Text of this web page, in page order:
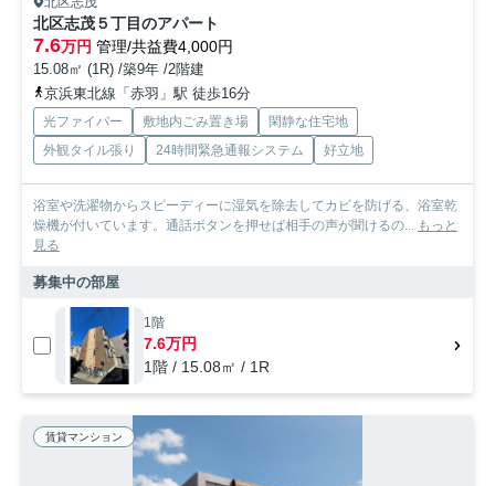
北区志茂５丁目のアパート
7.6万円 管理/共益費4,000円
15.08㎡ (1R) /築9年 /2階建
京浜東北線「赤羽」駅 徒歩16分
光ファイバー 敷地内ごみ置き場
閑静な住宅地
外観タイル張り
24時間緊急通報システム 好立地
浴室や洗濯物からスピーディーに湿気を除去してカビを防げる、浴室乾
燥機が付いています。通話ボタンを押せば相手の声が聞けるの... もっと
見る
募集中の部屋
1階
7.6万円
1階 / 15.08㎡ / 1R
賃貸マンション